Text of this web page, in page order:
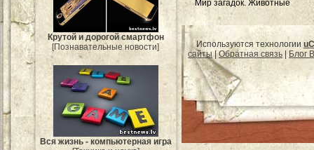
Крутой и дорогой смартфон
[Познавательные новости]
Вся жизнь - компьютерная игра
Мир загадок. Животные
Используются технологии
сайты|Обратная связь Блог